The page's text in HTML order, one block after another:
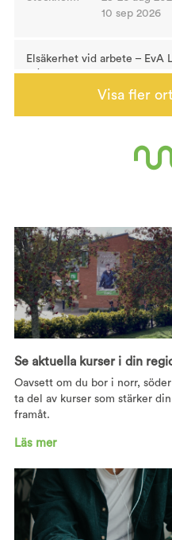
10 sep 2026
Elsäkerhet vid arbete – EvA
1 dag
27 aug 2026
Grundläggande praktisk
NPF i arbetslivet, 1 dag
Webb 01 sep 2026
Solcellsanläggningar –
säkerhet, 1 dag
FÖRNYAT kylcertifikat
2 dagar
Katrineholm
Kursstarten är fullbokad.
kontakta oss på
Bygglagstiftning och OVK +
Visa fler
Se aktuella kurser i din
Oavsett om du bor i norr,
ta del av kurser som stärker
framåt.
Läs mer